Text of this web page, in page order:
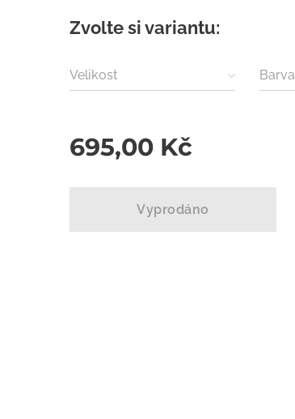
Zvolte si variantu:
Velikost Barva
695,00 Kč
Vyprodáno